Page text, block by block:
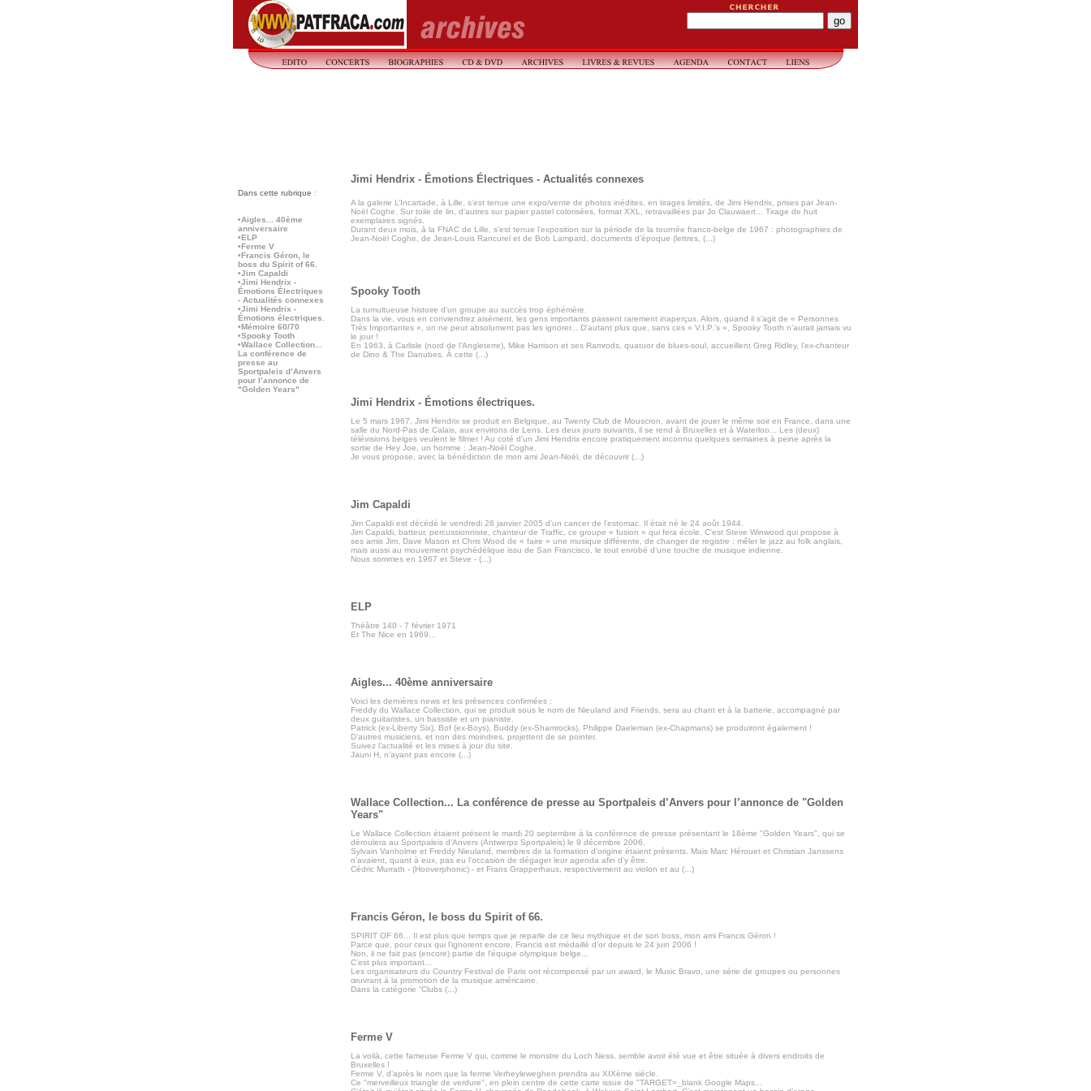
Dans cette rubrique :
•Aigles... 40ème
anniversaire
•ELP
•Ferme V
•Francis Géron, le
boss du Spirit of 66.
•Jim Capaldi
•Jimi Hendrix -
Émotions Électriques
- Actualités connexes
•Jimi Hendrix -
Émotions électriques.
•Mémoire 60/70
•Spooky Tooth
•Wallace Collection...
La conférence de
presse au
Sportpaleis d’Anvers
pour l’annonce de
"Golden Years"
Jimi Hendrix - Émotions Électriques - Actualités connexes
A la galerie L’Incartade, à Lille, s’est tenue une expo/vente de photos inédites, en tirages limités, de Jimi Hendrix, prises par Jean-
Noël Coghe. Sur toile de lin, d’autres sur papier pastel colorisées, format XXL, retravaillées par Jo Clauwaert... Tirage de huit
exemplaires signés.
Durant deux mois, à la FNAC de Lille, s’est tenue l’exposition sur la période de la tournée franco-belge de 1967 : photographies de
Jean-Noël Coghe, de Jean-Louis Rancurel et de Bob Lampard, documents d’époque (lettres, (...)
Spooky Tooth
La tumultueuse histoire d’un groupe au succès trop éphémère.
Dans la vie, vous en conviendrez aisément, les gens importants passent rarement inaperçus. Alors, quand il s’agit de « Personnes
Très Importantes », on ne peut absolument pas les ignorer... D’autant plus que, sans ces « V.I.P.’s », Spooky Tooth n’aurait jamais vu
le jour !
En 1963, à Carlisle (nord de l’Angleterre), Mike Harrison et ses Ramrods, quatuor de blues-soul, accueillent Greg Ridley, l’ex-chanteur
de Dino & The Danubes. À cette (...)
Jimi Hendrix - Émotions électriques.
Le 5 mars 1967, Jimi Hendrix se produit en Belgique, au Twenty Club de Mouscron, avant de jouer le même soir en France, dans une
salle du Nord-Pas de Calais, aux environs de Lens. Les deux jours suivants, il se rend à Bruxelles et à Waterloo... Les (deux)
télévisions belges veulent le filmer ! Au coté d’un Jimi Hendrix encore pratiquement inconnu quelques semaines à peine après la
sortie de Hey Joe, un homme : Jean-Noël Coghe.
Je vous propose, avec la bénédiction de mon ami Jean-Noël, de découvrir (...)
Jim Capaldi
Jim Capaldi est décédé le vendredi 28 janvier 2005 d’un cancer de l’estomac. Il était né le 24 août 1944.
Jim Capaldi, batteur, percussionniste, chanteur de Traffic, ce groupe « fusion » qui fera école. C’est Steve Winwood qui propose à
ses amis Jim, Dave Mason et Chris Wood de « faire » une musique différente, de changer de registre : mêler le jazz au folk anglais,
mais aussi au mouvement psychédélique issu de San Francisco, le tout enrobé d’une touche de musique indienne.
Nous sommes en 1967 et Steve - (...)
ELP
Théâtre 140 - 7 février 1971
Et The Nice en 1969...
Aigles... 40ème anniversaire
Voici les dernières news et les présences confirmées :
Freddy du Wallace Collection, qui se produit sous le nom de Nieuland and Friends, sera au chant et à la batterie, accompagné par
deux guitaristes, un bassiste et un pianiste.
Patrick (ex-Liberty Six), Bof (ex-Boys), Buddy (ex-Shamrocks), Philippe Daeleman (ex-Chapmans) se produiront également !
D’autres musiciens, et non des moindres, projettent de se pointer.
Suivez l’actualité et les mises à jour du site.
Jauni H, n’ayant pas encore (...)
Wallace Collection... La conférence de presse au Sportpaleis d’Anvers pour l’annonce de "Golden
Years"
Le Wallace Collection étaient présent le mardi 20 septembre à la conférence de presse présentant le 18ème "Golden Years", qui se
déroulera au Sportpaleis d’Anvers (Antwerps Sportpaleis) le 9 décembre 2006.
Sylvain Vanholme et Freddy Nieuland, membres de la formation d’origine étaient présents. Mais Marc Hérouet et Christian Janssens
n’avaient, quant à eux, pas eu l’occasion de dégager leur agenda afin d’y être.
Cédric Murrath - (Hooverphonic) - et Frans Grapperhaus, respectivement au violon et au (...)
Francis Géron, le boss du Spirit of 66.
SPIRIT OF 66... Il est plus que temps que je reparle de ce lieu mythique et de son boss, mon ami Francis Géron !
Parce que, pour ceux qui l’ignorent encore, Francis est médaillé d’or depuis le 24 juin 2006 !
Non, il ne fait pas (encore) partie de l’équipe olympique belge...
C’est plus important...
Les organisateurs du Country Festival de Paris ont récompensé par un award, le Music Bravo, une série de groupes ou personnes
œuvrant à la promotion de la musique américaine.
Dans la catégorie “Clubs (...)
Ferme V
La voilà, cette fameuse Ferme V qui, comme le monstre du Loch Ness, semble avoir été vue et être située à divers endroits de
Bruxelles !
Ferme V, d’après le nom que la ferme Verheyleweghen prendra au XIXème siècle.
Ce "merveilleux triangle de verdure", en plein centre de cette carte issue de "TARGET=_blank Google Maps...